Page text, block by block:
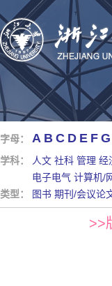
字母： A B C D E F G
学科： 人文 社科 管理 经
电子电气 计算机/
类型：
图书 期刊/会议论
>>